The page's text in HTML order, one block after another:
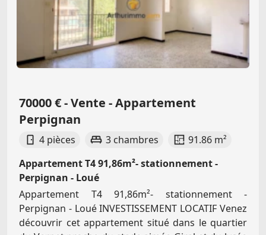
70000 € - Vente - Appartement
Perpignan
4 pièces 3 chambres
91.86 m²
Appartement T4 91,86m²- stationnement -
Perpignan - Loué
Appartement T4 91,86m²- stationnement -
Perpignan - Loué INVESTISSEMENT LOCATIF Venez
découvrir cet appartement situé dans le quartier